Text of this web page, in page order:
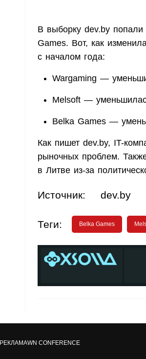
В выборку dev.by
Games. Вот, как
с началом года:
Wargaming —
Melsoft —
Belka Games —
Как пишет dev.by, IT-
рыночных проблем.
в Литве из-за
Источник: dev.by
Теги: Belka Games
РЕКЛАМАWN CONFERENCE